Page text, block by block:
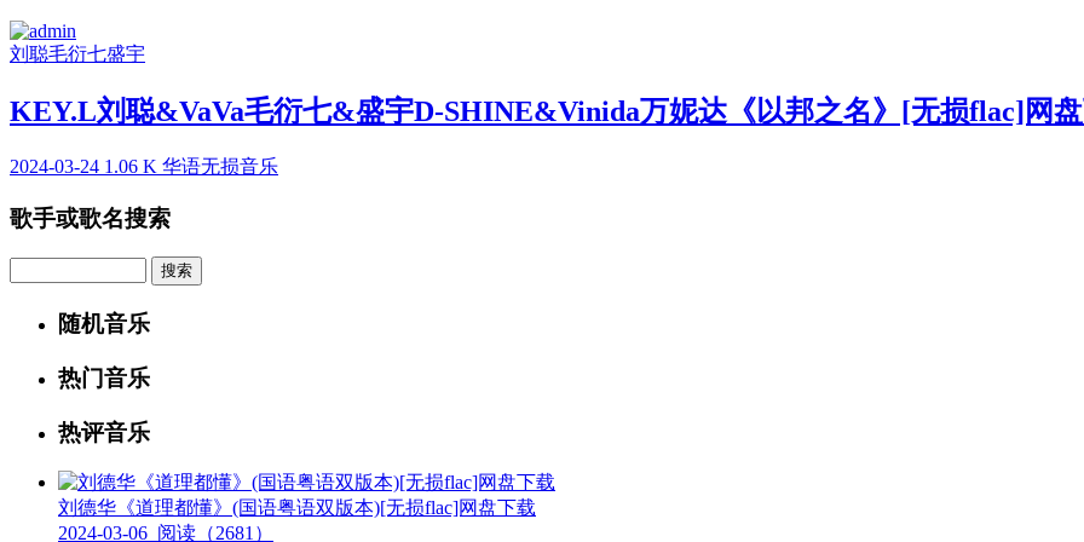
刘聪毛衍七盛宇
KEY.L刘聪&VaVa毛衍七&盛宇D-SHINE&Vinida万妮达《以邦之名》[无损flac]网
2024-03-24 1.06 K 华语无损音乐
歌手或歌名搜索
随机音乐
热门音乐
热评音乐
刘德华《道理都懂》(国语粤语双版本)[无损flac]网盘下载
2024-03-06 阅读（2681）